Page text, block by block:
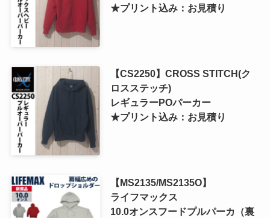
★プリント込み：お見積り
【CS2250】CROSS STITCH(ク
ロスステッチ)
レギュラーPOパーカー
★プリント込み：お見積り
【MS2135/MS2135O】
ライフマックス
10.0オンスフードプルパーカ（裏